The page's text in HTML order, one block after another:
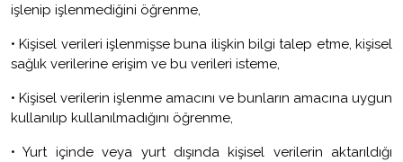
işlenip işlenmediğini öğrenme,
• Kişisel verileri işlenmişse buna ilişkin bilgi talep etme, kişisel
sağlık verilerine erişim ve bu verileri isteme,
• Kişisel verilerin işlenme amacını ve bunların amacına uygun
kullanılıp kullanılmadığını öğrenme,
• Yurt içinde veya yurt dışında kişisel verilerin aktarıldığı